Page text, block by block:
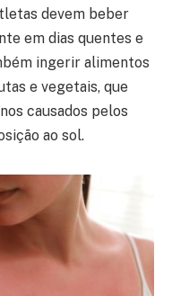
devem beber
em dias quentes e
ingerir alimentos
e vegetais, que
causados pelos
ao sol.